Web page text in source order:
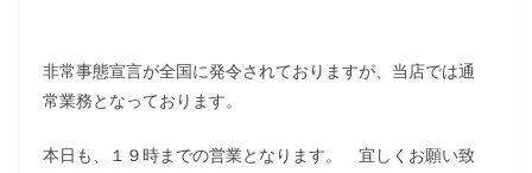
非常事態宣言が全国に発令されておりますが、当店では通
常業務となっております。
本日も、１９時までの営業となります。 宜しくお願い致